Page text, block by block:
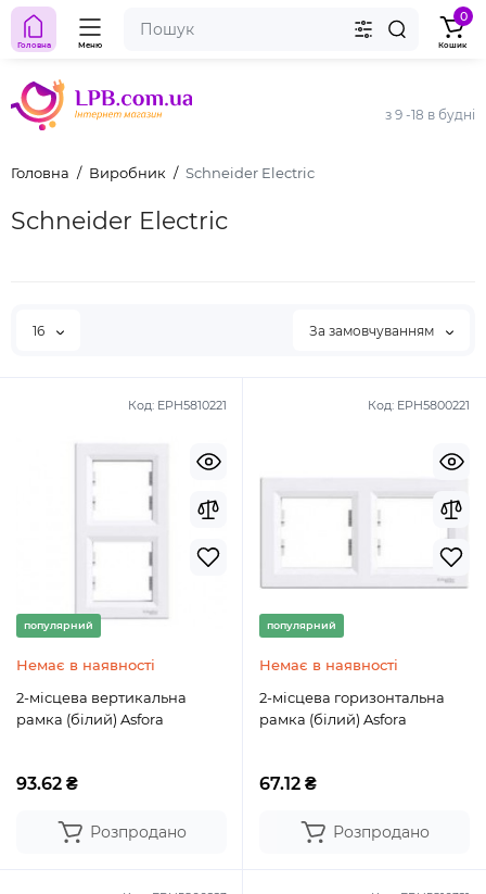
з 9 -18 в будні
Головна Меню
0
Кошик
Головна Виробник Schneider Electric
Schneider Electric
16 За замовчуванням
Код: EPH5810221
популярний
Немає в наявності
2-місцева вертикальна
рамка (білий) Asfora
93.62 ₴
Розпродано
Код: EPH5800221
популярний
Немає в наявності
2-місцева горизонтальна
рамка (білий) Asfora
67.12 ₴
Розпродано